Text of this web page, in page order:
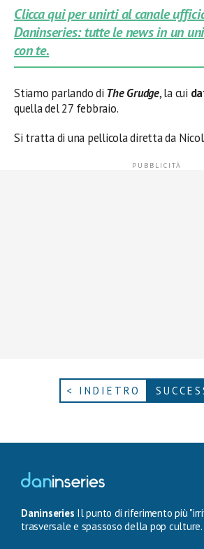
Clicca qui per unirti al canale
Daninseries: tutte le news in un
con te.
Stiamo parlando di The Grudge, la cui
quella del 27 febbraio.
Si tratta di una pellicola diretta da
< INDIETRO
Daninseries Il punto di riferimento più
trasversale e spassoso della pop culture.